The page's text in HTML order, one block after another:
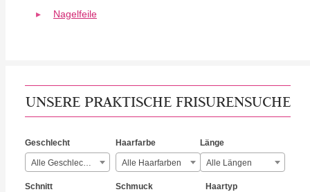
Nagelfeile
UNSERE PRAKTISCHE FRISURENSUCHE
Geschlecht
Alle Geschlechter
Haarfarbe
Alle Haarfarben
Länge
Alle Längen
Schnitt Schmuck Haartyp